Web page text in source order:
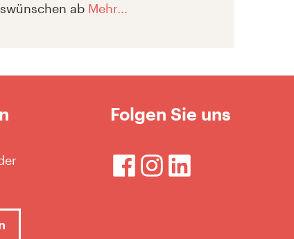
ab Mehr...
Folgen Sie uns